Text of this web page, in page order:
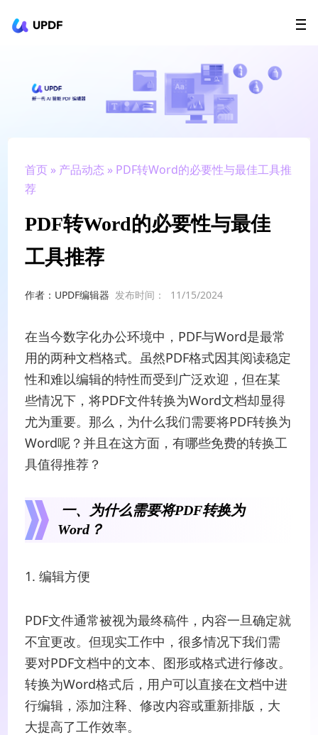
UPDF
AI Agents
政企采购
升级会员
首页 » 产品动态 » PDF转Word的必要性与最佳工具推
荐
PDF转Word的必要性与最佳
工具推荐
作者：UPDF编辑器 发布时间： 11/15/2024
在当今数字化办公环境中，PDF与Word是最常
用的两种文档格式。虽然PDF格式因其阅读稳定
性和难以编辑的特性而受到广泛欢迎，但在某
些情况下，将PDF文件转换为Word文档却显得
尤为重要。那么，为什么我们需要将PDF转换为
Word呢？并且在这方面，有哪些免费的转换工
具值得推荐？
一、为什么需要将PDF转换为
Word？
1. 编辑方便
PDF文件通常被视为最终稿件，内容一旦确定就
不宜更改。但现实工作中，很多情况下我们需
要对PDF文档中的文本、图形或格式进行修改。
转换为Word格式后，用户可以直接在文档中进
行编辑，添加注释、修改内容或重新排版，大
大提高了工作效率。